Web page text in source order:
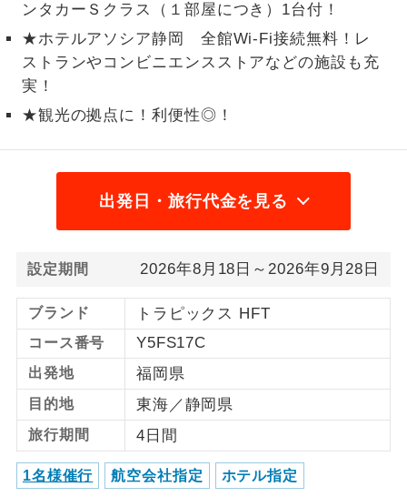
ンタカーＳクラス（１部屋につき）1台付！
★ホテルアソシア静岡 全館Wi-Fi接続無料！レ
ストランやコンビニエンスストアなどの施設も充
実！
★観光の拠点に！利便性◎！
出発日・旅行代金を見る
設定期間 2026年8月18日～2026年9月28日
ブランド トラピックス HFT
コース番号 Y5FS17C
出発地 福岡県
目的地 東海／静岡県
旅行期間 4日間
1名様催行 航空会社指定 ホテル指定
トラベルイヤ
ホン
周りの音を気にせず、ガイドさんの説明
をじっくり聞くことができます。
1名様催行
す。
おひとり様参
おひとり様限定でご参加いただけるコー
1名様1室同代
金
1名様1室利用でも追加料金がかからない
コースです。
ご夫婦限定
ご夫婦限定でご参加いただけるコースで
す。
女性限定
女性限定でご参加いただけるコースで
す。
年齢制限あり
ご参加にあたり年齢に制限があるコース
です。
利用航空会社が指定なので、ご出発の計